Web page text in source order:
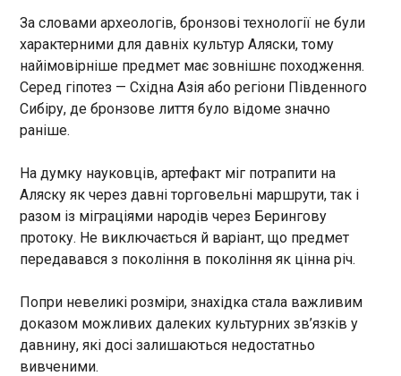
залишки оптичного кабелю на землі.
Спостереження групи узгоджуються з
наслідками удару безпілотника", – йдеться в
повідомленні.
Щонайменше три людини загинули, ще четверо
зазнали поранень через російські удари по
житловій забудові у Краматорську. По це
повідомив очільник Донецької ОВА Вадим
Філашкін у Telegram у середу, 3 червня.
"Щонайменше три людини загинули і четверо
Сьогодні ввечері місто зазнало двох ударів.
Росіяни знову поцілили у житлову забудову", -
написав він. На місці працюють всі
відповідальні служби, відбувається пошуково-
рятувальна операція. Точну кількість жертв та
обсяги завданої шкоди встановлюється.
Краматорськ дві авіабомби , внаслідок чого
постраждали 11 людей. Продавчиня мілітарі-
магазину допомагала РФ бомбардувати
Краматорськ
ЧИТАТЬ
Американських вчених звинуватили у
контрабанді вірусу віспи мавп з Африки
22:48:50
Двоє науковців із урядової
лабораторії США опинилися
контрабанді зразків вірусу
віспи мавп з Африки та
надання неправдивих
ЧИТАТЬ
За словами археологів, бронзові технології не були
характерними для давніх культур Аляски, тому
найімовірніше предмет має зовнішнє походження.
Серед гіпотез — Східна Азія або регіони Південного
Сибіру, де бронзове лиття було відоме значно
раніше.
На думку науковців, артефакт міг потрапити на
Аляску як через давні торговельні маршрути, так і
разом із міграціями народів через Берингову
протоку. Не виключається й варіант, що предмет
передавався з покоління в покоління як цінна річ.
Попри невеликі розміри, знахідка стала важливим
доказом можливих далеких культурних зв’язків у
давнину, які досі залишаються недостатньо
вивченими.